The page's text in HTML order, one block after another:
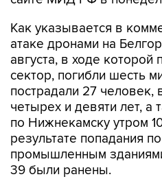
Как указывается в
атаке дронами на
августа, в ходе
сектор, погибли шесть
пострадали 27 человек,
четырех и девяти лет,
по Нижнекамску утром
результате попадания
промышленным
39 были ранены.